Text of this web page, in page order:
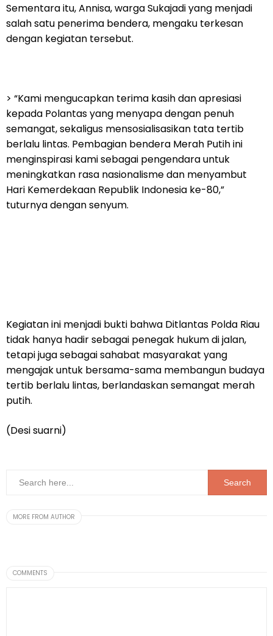
Sementara itu, Annisa, warga Sukajadi yang menjadi
salah satu penerima bendera, mengaku terkesan
dengan kegiatan tersebut.
> “Kami mengucapkan terima kasih dan apresiasi
kepada Polantas yang menyapa dengan penuh
semangat, sekaligus mensosialisasikan tata tertib
berlalu lintas. Pembagian bendera Merah Putih ini
menginspirasi kami sebagai pengendara untuk
meningkatkan rasa nasionalisme dan menyambut
Hari Kemerdekaan Republik Indonesia ke-80,”
tuturnya dengan senyum.
Kegiatan ini menjadi bukti bahwa Ditlantas Polda Riau
tidak hanya hadir sebagai penegak hukum di jalan,
tetapi juga sebagai sahabat masyarakat yang
mengajak untuk bersama-sama membangun budaya
tertib berlalu lintas, berlandaskan semangat merah
putih.
(Desi suarni)
MORE FROM AUTHOR
COMMENTS